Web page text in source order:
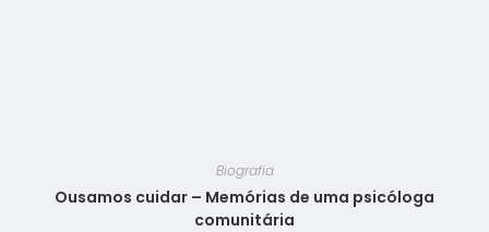
Biografia
Ousamos cuidar – Memórias de uma psicóloga
comunitária